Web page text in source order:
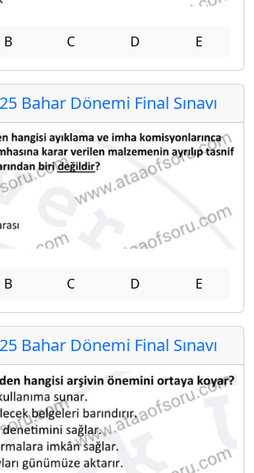
B C D E
Bahar Dönemi Final Sınavı
B C D E
Bahar Dönemi Final Sınavı